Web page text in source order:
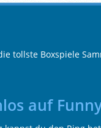
tollste Boxspiele
auf